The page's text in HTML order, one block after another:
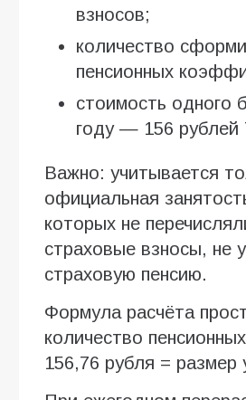
взносов;
количество
пенсионных
стоимость одного
году — 156 рублей
Важно: учитывается
официальная
которых не
страховые взносы, не
страховую пенсию.
Формула расчёта
количество
156,76 рубля = размер